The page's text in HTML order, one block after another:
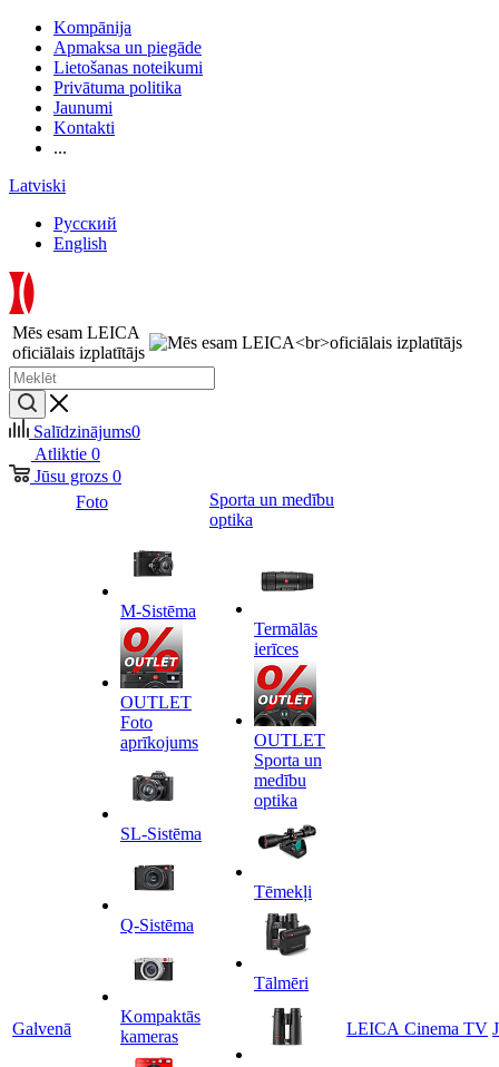
Kompānija
Apmaksa un piegāde
Lietošanas noteikumi
Privātuma politika
Jaunumi
Kontakti
...
Latviski
Русский
English
Mēs esam LEICA
oficiālais izplatītājs
Salīdzinājums0
Atliktie 0
Jūsu grozs 0
Galvenā
Foto
M-Sistēma
OUTLET
Foto
aprīkojums
SL-Sistēma
Q-Sistēma
Kompaktās
kameras
Sporta un medību
optika
Termālās
ierīces
OUTLET
Sporta un
medību
optika
Tēmekļi
Tālmēri
LEICA Cinema TV